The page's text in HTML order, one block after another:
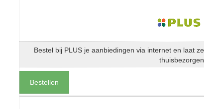
Bestel bij PLUS je aanbiedingen via internet en laat ze
thuisbezorgen
Bestellen